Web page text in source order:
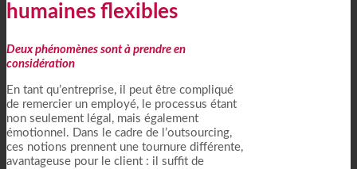
humaines flexibles
Deux phénomènes sont à prendre en
considération
En tant qu’entreprise, il peut être compliqué
de remercier un employé, le processus étant
non seulement légal, mais également
émotionnel. Dans le cadre de l’outsourcing,
ces notions prennent une tournure différente,
avantageuse pour le client : il suffit de